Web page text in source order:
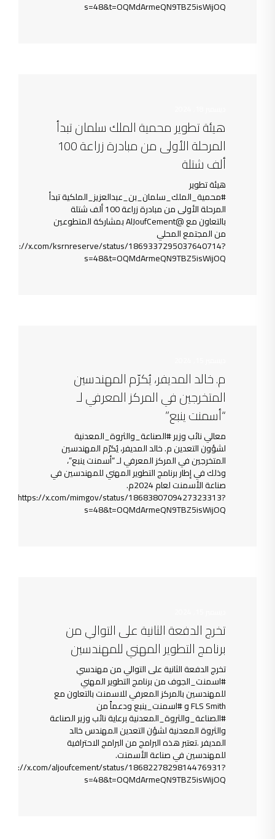
s=48&t=OQMdArmeQN9TBZ5isWijOQ
هيئة تطوير محمية الملك سلمان تبدأ
المرحلة الأولى من مبادرة زراعة 100
ألف شتلة
هيئة تطوير
#محمية_الملك_سلمان_بن_عبدالعزيز_الملكية تبدأ
المرحلة الأولى من مبادرة زراعة 100 ألف شتلة
بالتعاون مع @AlJoufCement بمشاركة المتطوعين
من المجتمع المحلي
https://x.com/ksrnreserve/status/1869337295037640714?
s=48&t=OQMdArmeQN9TBZ5isWijOQ
م. خالد المديفر، يُكرّم المهندسين
المتخرجين في المركز المعرفي لـ
“أسمنت ينبع”
معالي نائب وزير #الصناعة_والثروة_المعدنية
لشؤون التعدين م. خالد المديفر، يُكرّم المهندسين
المتخرجين في المركز المعرفي لـ “أسمنت ينبع”،
وذلك في إطار برنامج التطوير المهني للمهندسين في
صناعة الأسمنت لعام 2024م.
https://x.com/mimgov/status/1868380709427323313?
s=48&t=OQMdArmeQN9TBZ5isWijOQ
تخرج الدفعة الثانية على التوالي من
برنامج التطوير المهني للمهندسين
تخرج الدفعة الثانية على التوالي من مهندسي
#اسمنت_الجوف من برنامج التطوير المهني
للمهندسين بالمركز المعرفي للاسمنت بالتعاون مع
FLS Smith و #اسمنت_ينبع ودعماً من
#الصناعة_والثروة_المعدنية برعاية نائب وزير الصناعة
والثروة المعدنية لشؤن التعدين المهندس خالد
المديفر .تعتبر هذه البرامج من البرامج الاحترافية
للمهندسين في صناعة الأسمنت.
https://x.com/aljoufcement/status/1868227829814476931?
s=48&t=OQMdArmeQN9TBZ5isWijOQ